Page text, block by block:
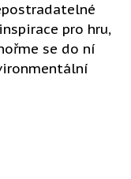
pro hru,
se do ní